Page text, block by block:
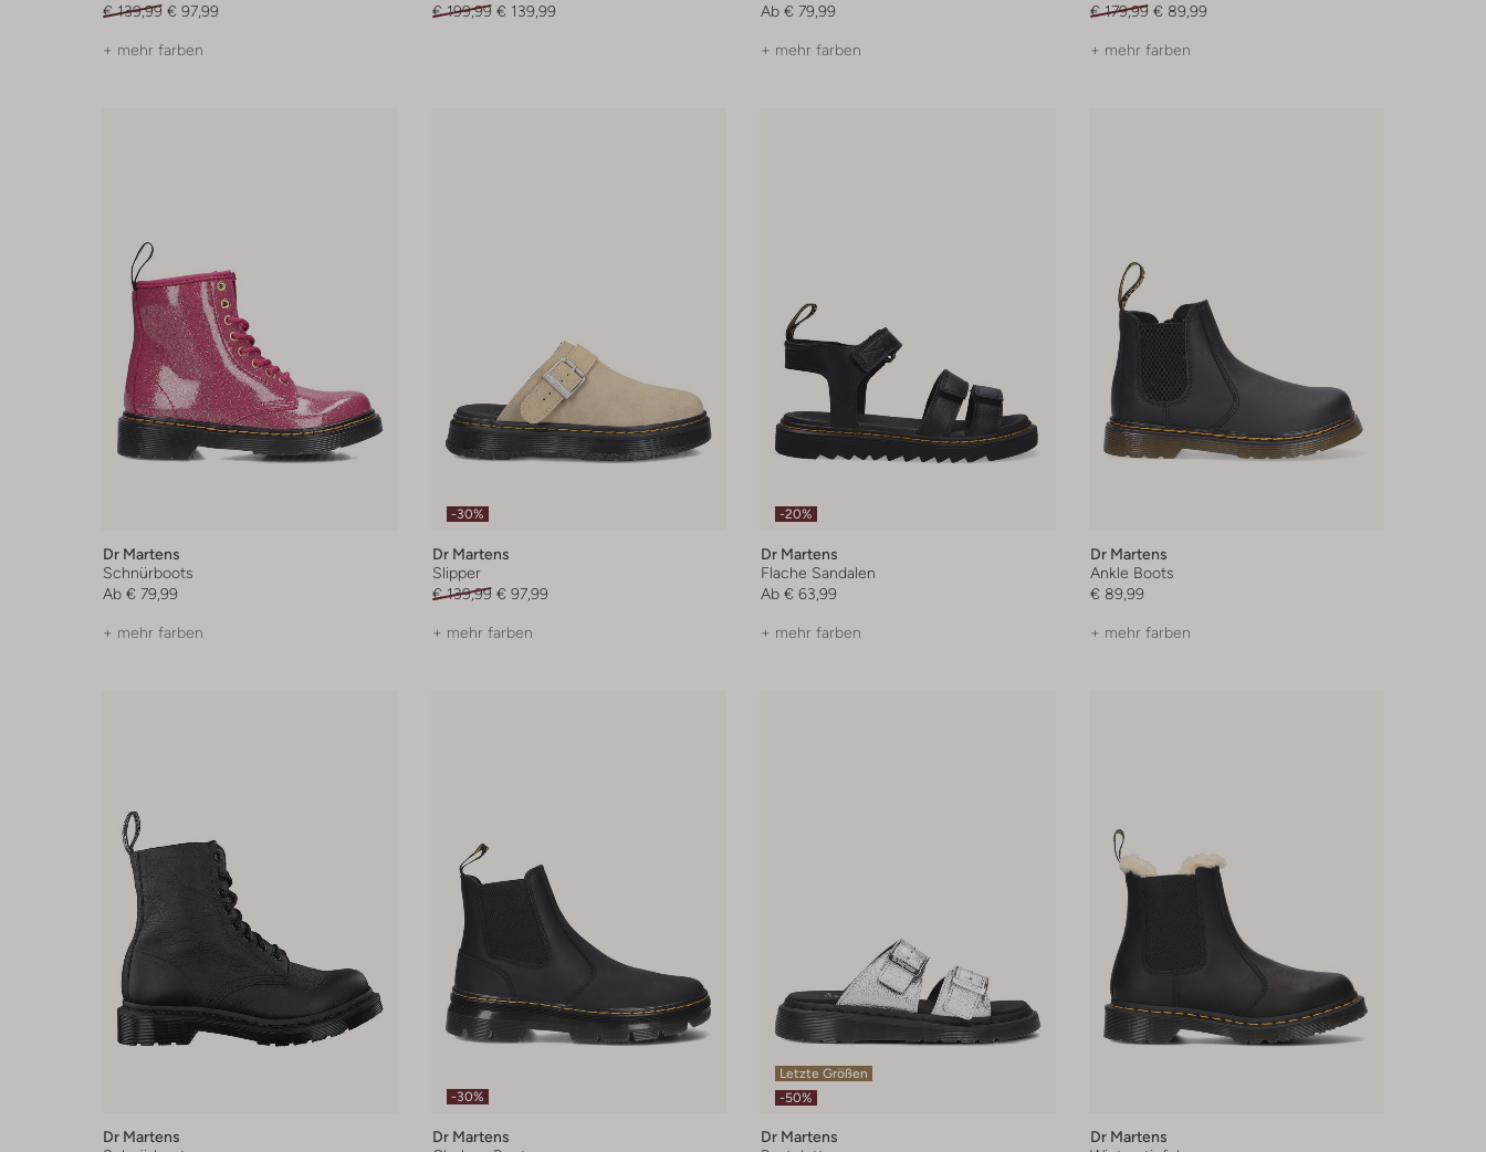
€ 139,99 € 97,99
+ mehr farben
€ 199,99 € 139,99
Ab € 79,99
+ mehr farben
€ 179,99 € 89,99
+ mehr farben
Dr Martens
Schnürboots
Ab € 79,99
+ mehr farben
-30%
Dr Martens
Slipper
€ 139,99 € 97,99
+ mehr farben
-20%
Dr Martens
Flache Sandalen
Ab € 63,99
+ mehr farben
Dr Martens
Ankle Boots
€ 89,99
+ mehr farben
Dr Martens
-30%
Dr Martens
Letzte Größen
-50%
Dr Martens
Dr Martens